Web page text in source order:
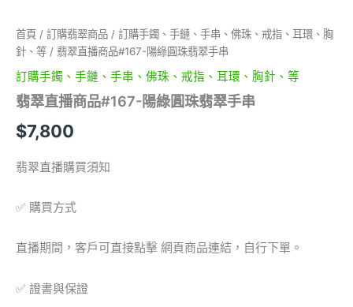
首頁 / 訂購翡翠商品 / 訂購手鐲、手鏈、手串、佛珠、戒指、耳環、胸
針、等 / 翡翠直播商品#167-陽綠圓珠翡翠手串
訂購手鐲、手鏈、手串、佛珠、戒指、耳環、胸針、等
翡翠直播商品#167-陽綠圓珠翡翠手串
$7,800
翡翠直播購買須知
✅ 購買方式
直播期間，客戶可直接點擊 網頁商品連結，自行下單。
✅ 證書與保證